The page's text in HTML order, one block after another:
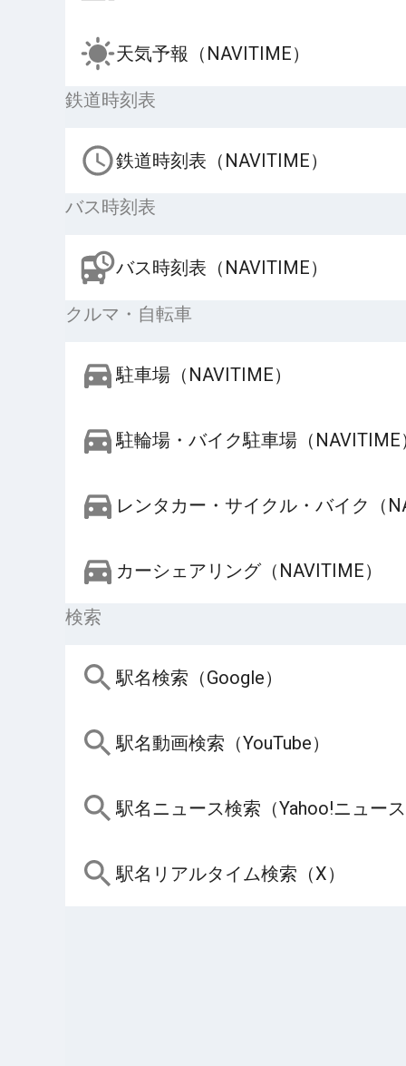
天気予報（NAVITIME）
鉄道時刻表
鉄道時刻表（NAVITIME）
バス時刻表
バス時刻表（NAVITIME）
クルマ・自転車
駐車場（NAVITIME）
駐輪場・バイク駐車場（NAVITIME
レンタカー・サイクル・バイク（
カーシェアリング（NAVITIME）
検索
駅名検索（Google）
駅名動画検索（YouTube）
駅名ニュース検索（Yahoo!ニュー
駅名リアルタイム検索（X）